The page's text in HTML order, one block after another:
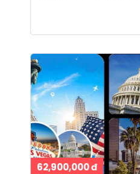
62,900,000 đ